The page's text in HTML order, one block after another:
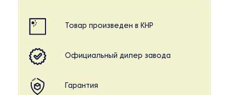
Товар произведен в КНР
Официальный дилер завода
Гарантия